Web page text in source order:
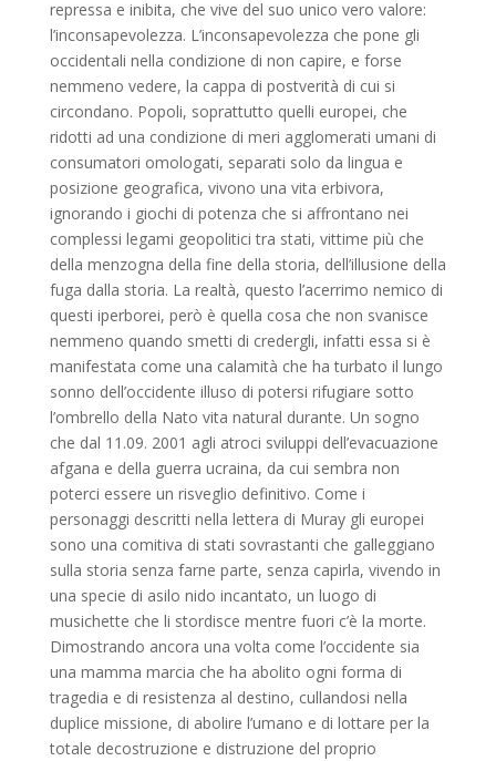
repressa e inibita, che vive del suo unico vero valore:
l’inconsapevolezza. L’inconsapevolezza che pone gli
occidentali nella condizione di non capire, e forse
nemmeno vedere, la cappa di postverità di cui si
circondano. Popoli, soprattutto quelli europei, che
ridotti ad una condizione di meri agglomerati umani di
consumatori omologati, separati solo da lingua e
posizione geografica, vivono una vita erbivora,
ignorando i giochi di potenza che si affrontano nei
complessi legami geopolitici tra stati, vittime più che
della menzogna della fine della storia, dell’illusione della
fuga dalla storia. La realtà, questo l’acerrimo nemico di
questi iperborei, però è quella cosa che non svanisce
nemmeno quando smetti di credergli, infatti essa si è
manifestata come una calamità che ha turbato il lungo
sonno dell’occidente illuso di potersi rifugiare sotto
l’ombrello della Nato vita natural durante. Un sogno
che dal 11.09. 2001 agli atroci sviluppi dell’evacuazione
afgana e della guerra ucraina, da cui sembra non
poterci essere un risveglio definitivo. Come i
personaggi descritti nella lettera di Muray gli europei
sono una comitiva di stati sovrastanti che galleggiano
sulla storia senza farne parte, senza capirla, vivendo in
una specie di asilo nido incantato, un luogo di
musichette che li stordisce mentre fuori c’è la morte.
Dimostrando ancora una volta come l’occidente sia
una mamma marcia che ha abolito ogni forma di
tragedia e di resistenza al destino, cullandosi nella
duplice missione, di abolire l’umano e di lottare per la
totale decostruzione e distruzione del proprio